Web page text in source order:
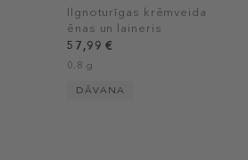
Ilgnoturīgas krēmveida
ēnas un laineris
57,99 €
0.8 g
DĀVANA